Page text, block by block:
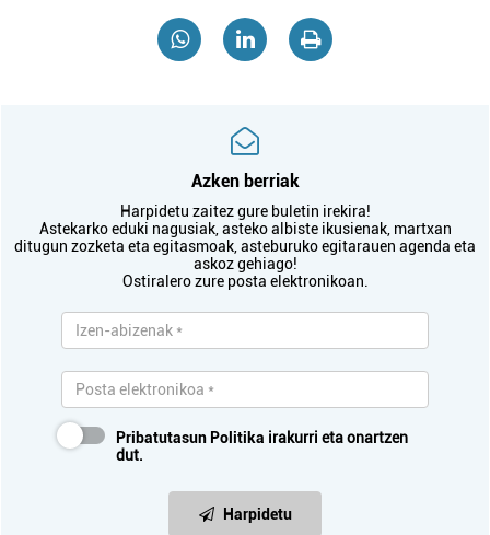
Azken berriak
Harpidetu zaitez gure buletin irekira!
Astekarko eduki nagusiak, asteko albiste ikusienak, martxan
ditugun zozketa eta egitasmoak, asteburuko egitarauen agenda eta
askoz gehiago!
Ostiralero zure posta elektronikoan.
Pribatutasun Politika irakurri eta onartzen
dut.
Harpidetu